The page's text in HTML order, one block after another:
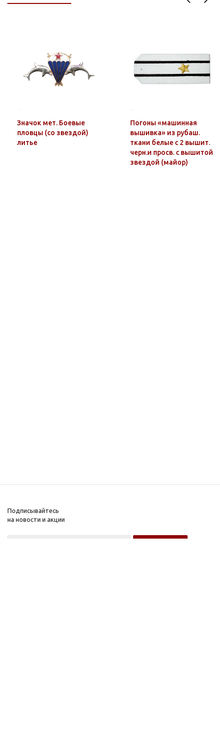
Значок мет. Боевые
пловцы (со звездой)
литье
Погоны «машинная
вышивка» из рубаш.
ткани белые с 2 вышит.
черн.и просв. с вышитой
звездой (майор)
Подписывайтесь
на новости и акции